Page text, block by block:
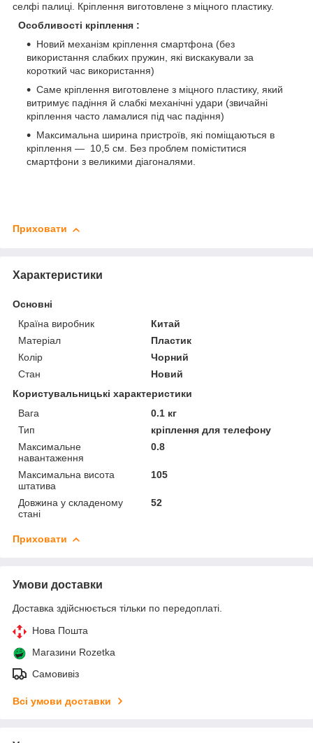
селфі палиці. Кріплення виготовлене з міцного пластику.
Особливості кріплення :
Новий механізм кріплення смартфона (без
використання слабких пружин, які вискакували за
короткий час використання)
Саме кріплення виготовлене з міцного пластику, який
витримує падіння й слабкі механічні удари (звичайні
кріплення часто ламалися під час падіння)
Максимальна ширина пристроїв, які поміщаються в
кріплення — 10,5 см. Без проблем поміститися
смартфони з великими діагоналями.
Приховати
Характеристики
Основні
Країна виробник
Китай
Матеріал
Пластик
Колір
Чорний
Стан
Новий
Користувальницькі характеристики
Вага
0.1 кг
Тип
кріплення для телефону
Максимальне
навантаження
0.8
Максимальна висота
штатива
105
Довжина у складеному
стані
52
Приховати
Умови доставки
Доставка здійснюється тільки по передоплаті.
Нова Пошта
Магазини Rozetka
Самовивіз
Всі умови доставки